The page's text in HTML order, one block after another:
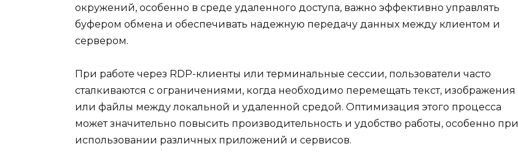
окружений, особенно в среде удаленного доступа, важно эффективно управлять
буфером обмена и обеспечивать надежную передачу данных между клиентом и
сервером.
При работе через RDP-клиенты или терминальные сессии, пользователи часто
сталкиваются с ограничениями, когда необходимо перемещать текст, изображения
или файлы между локальной и удаленной средой. Оптимизация этого процесса
может значительно повысить производительность и удобство работы, особенно при
использовании различных приложений и сервисов.